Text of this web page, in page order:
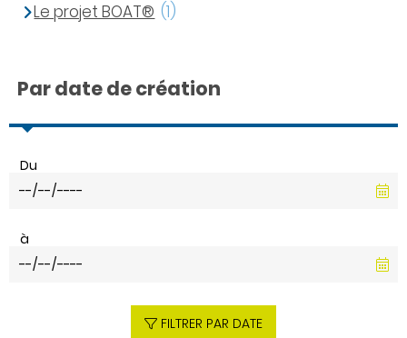
Le projet BOAT® (1)
Par date de création
Du
à
FILTRER PAR DATE